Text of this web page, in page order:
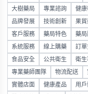
大樹藥局 專業諮詢 健康
品牌發展 技術創新 果貿
客戶服務 藥局特色 藥局
系統服務 線上購藥 訂單
食品安全 公共衛生 衛生
專業藥師團隊 物流配送
實體店面 健康產品 用